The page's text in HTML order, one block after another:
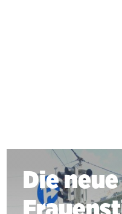
Die neue